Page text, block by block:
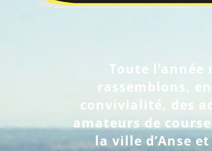
Toute l’année
rassemblons,
convivialité, des
amateurs de
la ville d’Anse et